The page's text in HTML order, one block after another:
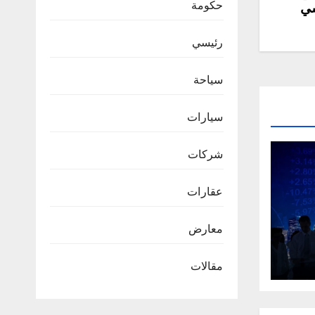
حكومة
رئيسي
سياحة
سيارات
شركات
عقارات
معارض
مقالات